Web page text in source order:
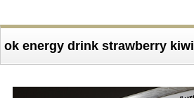
ok energy drink strawberry kiwi